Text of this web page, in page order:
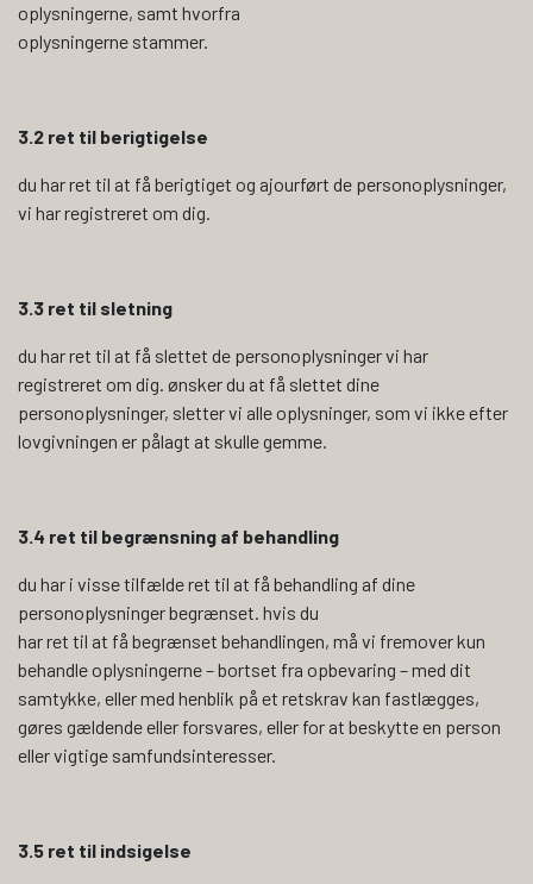
oplysningerne, samt hvorfra
oplysningerne stammer.
3.2 ret til berigtigelse
du har ret til at få berigtiget og ajourført de personoplysninger,
vi har registreret om dig.
3.3 ret til sletning
du har ret til at få slettet de personoplysninger vi har
registreret om dig. ønsker du at få slettet dine
personoplysninger, sletter vi alle oplysninger, som vi ikke efter
lovgivningen er pålagt at skulle gemme.
3.4 ret til begrænsning af behandling
du har i visse tilfælde ret til at få behandling af dine
personoplysninger begrænset. hvis du
har ret til at få begrænset behandlingen, må vi fremover kun
behandle oplysningerne – bortset fra opbevaring – med dit
samtykke, eller med henblik på et retskrav kan fastlægges,
gøres gældende eller forsvares, eller for at beskytte en person
eller vigtige samfundsinteresser.
3.5 ret til indsigelse